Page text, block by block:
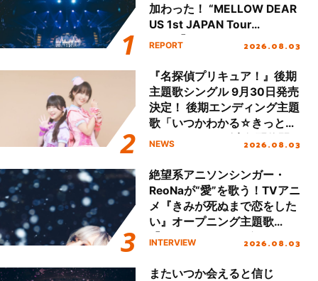
加わった！ “MELLOW DEAR
US 1st JAPAN Tour
Final「NICE to meet YOU
ート!!
REPORT 2026.08.03
『名探偵プリキュア！』後期
主題歌シングル 9月30日発売
決定！ 後期エンディング主題
歌「いつかわかる☆きっとあ
える」TVサイズ先行配信開
NEWS 2026.08.03
絶望系アニソンシンガー・
ReoNaが“愛”を歌う！TVアニ
メ『きみが死ぬまで恋をした
い』オープニング主題歌
「Amore」インタビュー
INTERVIEW 2026.08.03
またいつか会えると信じ